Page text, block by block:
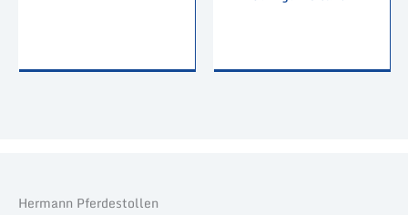
Hermann Pferdestollen